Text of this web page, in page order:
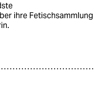
ihre Fetischsammlung